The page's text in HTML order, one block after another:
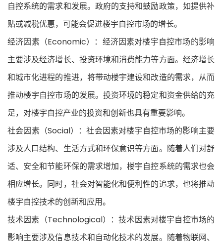
自控系统的需求和发展。政府的支持和鼓励政策，如提供补
贴或减税优惠，可能会促进楼宇自控市场的增长。
经济因素（Economic）：经济因素对楼宇自控市场的影响
主要涉及经济增长、投资环境和消费能力等方面。经济增长
和城市化进程的推进，将带动楼宇建设和改造的需求，从而
推动楼宇自控市场的发展。投资环境的稳定和资金供给的充
足，对楼宇自控产业的投资和创新也具有重要影响。
社会因素（Social）：社会因素对楼宇自控市场的影响主要
涉及人口结构、生活方式和环保意识等方面。随着人们对舒
适、安全和节能环保的需求增加，楼宇自控系统的需求也会
相应增长。同时，社会对智能化和便利性的追求，也将推动
楼宇自控技术的创新和应用。
技术因素（Technological）：技术因素对楼宇自控市场的
影响主要涉及信息技术和自动化技术的发展。随着物联网、